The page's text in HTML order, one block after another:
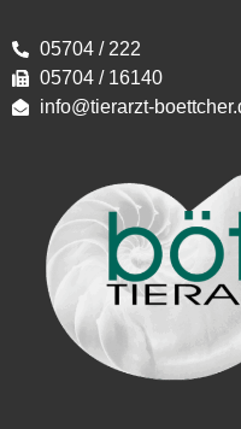
05704 / 222
05704 / 16140
info@tierarzt-